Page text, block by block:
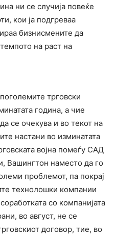
ни се случија повеќе
кои ја подгреваа
бизнисмените да
на раст на
трговски
година, а чие
се очекува и во текот на
настани во изминатата
војна помеѓу САД
Вашингтон наместо да го
проблемот, па покрај
технолошки компании
со компанијата
во август, не се
договор, тие, во